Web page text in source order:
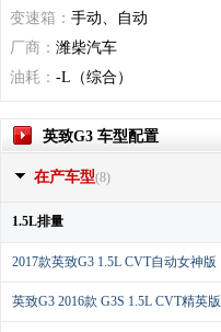
变速箱： 手动、自动
厂商： 潍柴汽车
油耗： -L（综合）
英致G3 车型配置
在产车型(8)
1.5L排量
2017款英致G3 1.5L CVT自动女神版
英致G3 2016款 G3S 1.5L CVT精英版